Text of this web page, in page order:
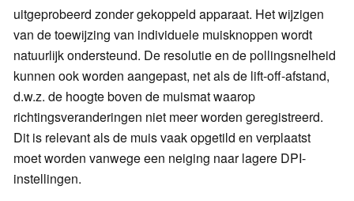
uitgeprobeerd zonder gekoppeld apparaat. Het wijzigen
van de toewijzing van individuele muisknoppen wordt
natuurlijk ondersteund. De resolutie en de pollingsnelheid
kunnen ook worden aangepast, net als de lift-off-afstand,
d.w.z. de hoogte boven de muismat waarop
richtingsveranderingen niet meer worden geregistreerd.
Dit is relevant als de muis vaak opgetild en verplaatst
moet worden vanwege een neiging naar lagere DPI-
instellingen.